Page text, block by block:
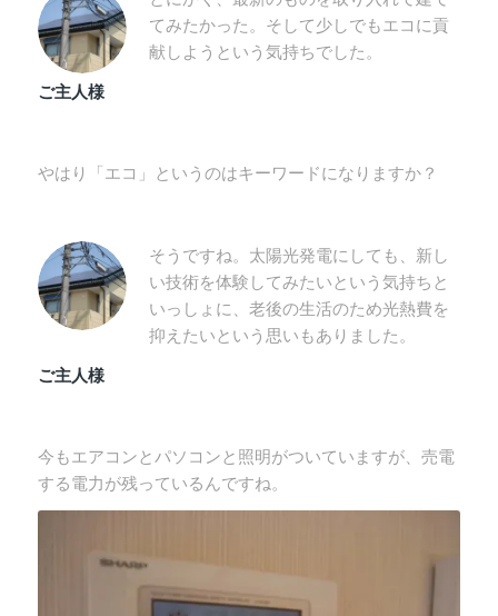
てみたかった。そして少しでもエコに貢
献しようという気持ちでした。
ご主人様
やはり「エコ」というのはキーワードになりますか？
そうですね。太陽光発電にしても、新し
い技術を体験してみたいという気持ちと
いっしょに、老後の生活のため光熱費を
抑えたいという思いもありました。
ご主人様
今もエアコンとパソコンと照明がついていますが、売電
する電力が残っているんですね。